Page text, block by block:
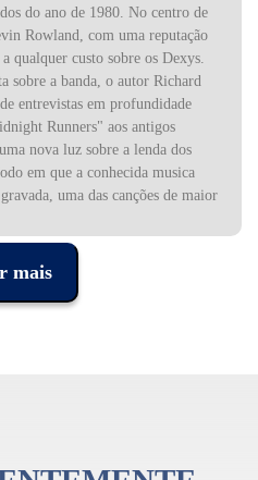
do ano de 1980. No centro de
Rowland, com uma reputação
qualquer custo sobre os Dexys.
sobre a banda, o autor Richard
entrevistas em profundidade
Runners" aos antigos
nova luz sobre a lenda dos
em que a conhecida musica
uma das canções de maior
os feitos conseguidos
Kevin Rowland no estúdio e na
mais